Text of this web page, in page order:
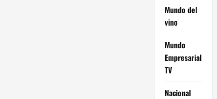
Mundo del
vino
Mundo
Empresarial
TV
Nacional